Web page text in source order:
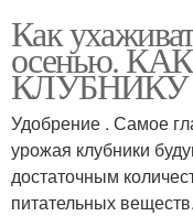
Как
осенью.
Удобрение . Самое
урожая клубники
достаточным
питательных веществ.